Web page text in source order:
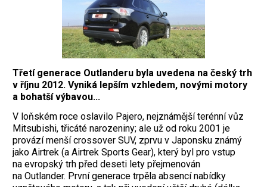
Třetí generace Outlanderu byla uvedena na český trh
v říjnu 2012. Vyniká lepším vzhledem, novými motory
a bohatší výbavou...
V loňském roce oslavilo Pajero, nejznámější terénní vůz
Mitsubishi, třicáté narozeniny; ale už od roku 2001 je
provází menší crossover SUV, zprvu v Japonsku známý
jako Airtrek (a Airtrek Sports Gear), který byl pro vstup
na evropský trh před deseti lety přejmenován
na Outlander. První generace trpěla absencí nabídky